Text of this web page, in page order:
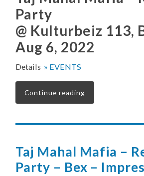
Party
@ Kulturbeiz 113,
Aug 6, 2022
Details » EVENTS
Continue reading
Taj Mahal Mafia –
Party – Bex –